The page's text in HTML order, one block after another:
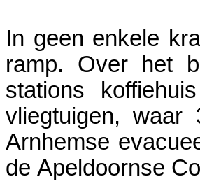
In geen enkele
ramp. Over het
stations
vliegtuigen, waar
Arnhemse
de Apeldoornse